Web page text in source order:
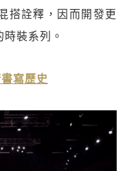
搭詮釋，因而開發更
裝系列。
寫歷史